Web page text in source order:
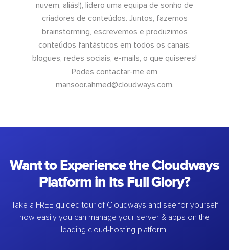
nuvem, aliás!), lidero uma equipa de sonho de
criadores de conteúdos. Juntos, fazemos
brainstorming, escrevemos e produzimos
conteúdos fantásticos em todos os canais:
blogues, redes sociais, e-mails, o que quiseres!
Podes contactar-me em
mansoor.ahmed@cloudways.com.
Want to Experience the Cloudways
Platform in Its Full Glory?
Take a FREE guided tour of Cloudways and see for yourself
how easily you can manage your server & apps on the
leading cloud-hosting platform.